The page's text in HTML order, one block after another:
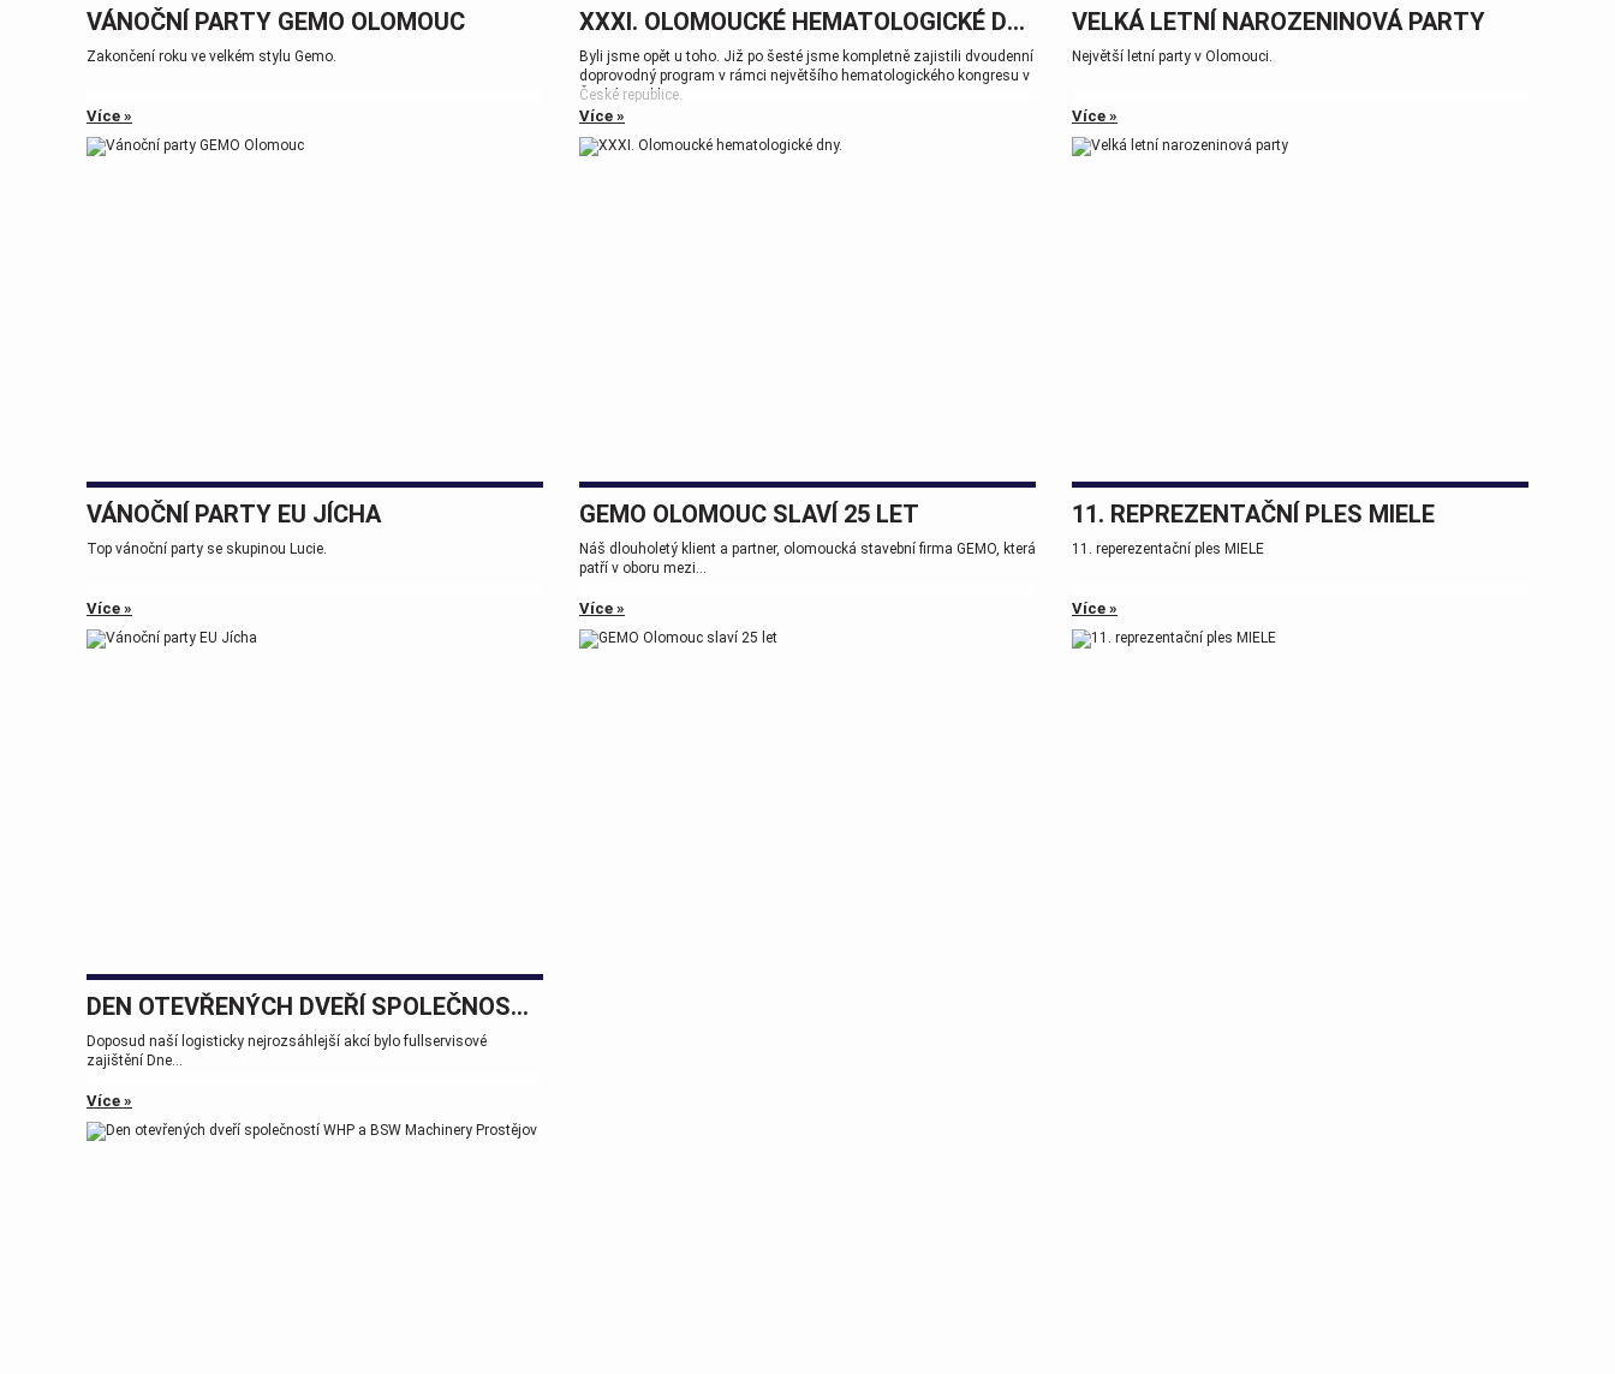
VÁNOČNÍ PARTY GEMO OLOMOUC
Zakončení roku ve velkém stylu Gemo.
Více »
XXXI. OLOMOUCKÉ HEMATOLOGICKÉ DNY.
Byli jsme opět u toho. Již po šesté jsme kompletně zajistili dvoudenní
doprovodný program v rámci největšího hematologického kongresu v
České republice.
Tak zase za rok na viděnou přátelé.
Více »
VELKÁ LETNÍ NAROZENINOVÁ PARTY
Největší letní party v Olomouci.
Více »
VÁNOČNÍ PARTY EU JÍCHA
Top vánoční party se skupinou Lucie.
Více »
GEMO OLOMOUC SLAVÍ 25 LET
Náš dlouholetý klient a partner, olomoucká stavební firma GEMO, která
patří v oboru mezi...
Více »
11. REPREZENTAČNÍ PLES MIELE
11. reperezentační ples MIELE
Více »
DEN OTEVŘENÝCH DVEŘÍ SPOLEČNOSTÍ WHP A BSW MACHINERY PROSTĚJOV
Doposud naší logisticky nejrozsáhlejší akcí bylo fullservisové
zajištění Dne...
Více »